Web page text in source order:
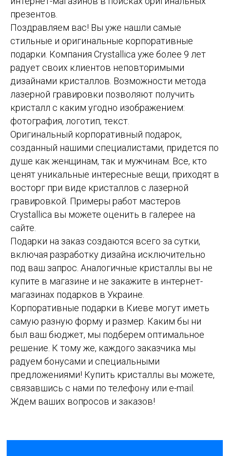
презентов.
Поздравляем вас! Вы уже нашли самые
стильные и оригинальные корпоративные
подарки. Компания Crystallica уже более 9 лет
радует своих клиентов неповторимыми
дизайнами кристаллов. Возможности метода
лазерной гравировки позволяют получить
кристалл с каким угодно изображением:
фотография, логотип, текст.
Оригинальный корпоративный подарок,
созданный нашими специалистами, придется по
душе как женщинам, так и мужчинам. Все, кто
ценят уникальные интересные вещи, приходят в
восторг при виде кристаллов с лазерной
гравировкой. Примеры работ мастеров
Crystallica вы можете оценить в галерее на
сайте.
Подарки на заказ создаются всего за сутки,
включая разработку дизайна исключительно
под ваш запрос. Аналогичные кристаллы вы не
купите в магазине и не закажите в интернет-
магазинах подарков в Украине.
Корпоративные подарки в Киеве могут иметь
самую разную форму и размер. Каким бы ни
был ваш бюджет, мы подберем оптимальное
решение. К тому же, каждого заказчика мы
радуем бонусами и специальными
предложениями! Купить кристаллы вы можете,
связавшись с нами по телефону или e-mail.
Ждем ваших вопросов и заказов!